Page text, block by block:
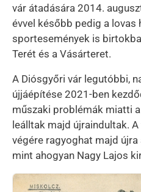
vár átadására 2014.
évvel később pedig a lovas
sportesemények is
Terét és a Vásárteret.
A Diósgyőri vár legutóbbi,
újjáépítése 2021-ben
műszaki problémák miatti
leálltak majd újraindultak.
végére ragyoghat majd
mint ahogyan Nagy Lajos
Kép